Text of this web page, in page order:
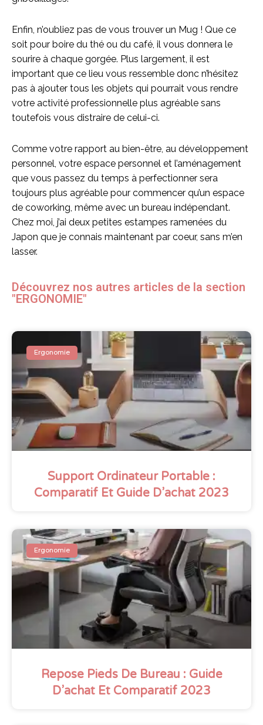
Enfin, n’oubliez pas de vous trouver un Mug ! Que ce
soit pour boire du thé ou du café, il vous donnera le
sourire à chaque gorgée. Plus largement, il est
important que ce lieu vous ressemble donc n’hésitez
pas à ajouter tous les objets qui pourrait vous rendre
votre activité professionnelle plus agréable sans
toutefois vous distraire de celui-ci.
Comme votre rapport au bien-être, au développement
personnel, votre espace personnel et l’aménagement
que vous passez du temps à perfectionner sera
toujours plus agréable pour commencer qu’un espace
de coworking, même avec un bureau indépendant.
Chez moi, j’ai deux petites estampes ramenées du
Japon que je connais maintenant par coeur, sans m’en
lasser.
Découvrez nos autres articles de la section
"ERGONOMIE"
Ergonomie
Support Ordinateur Portable :
Comparatif Et Guide D’achat 2023
Ergonomie
Repose Pieds De Bureau : Guide
D’achat Et Comparatif 2023